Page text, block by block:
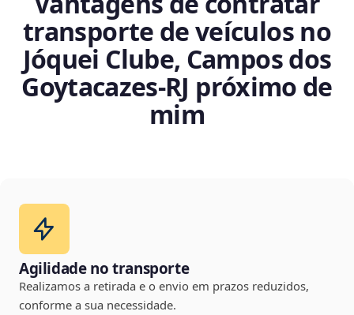
transporte de veículos no
Jóquei Clube, Campos dos
Goytacazes‑RJ próximo de
mim
Agilidade no transporte
Realizamos a retirada e o envio em prazos reduzidos,
conforme a sua necessidade.